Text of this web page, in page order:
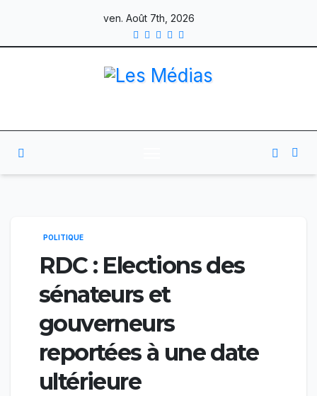
ven. Août 7th, 2026
POLITIQUE
RDC : Elections des
sénateurs et
gouverneurs
reportées à une date
ultérieure